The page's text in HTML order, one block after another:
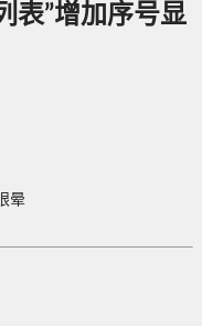
表”增加序号显
晕